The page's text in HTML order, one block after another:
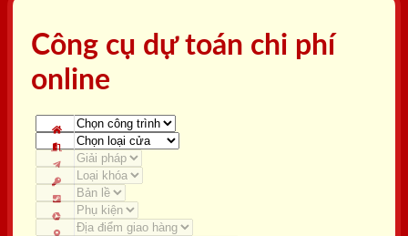
Công cụ dự toán chi phí
online